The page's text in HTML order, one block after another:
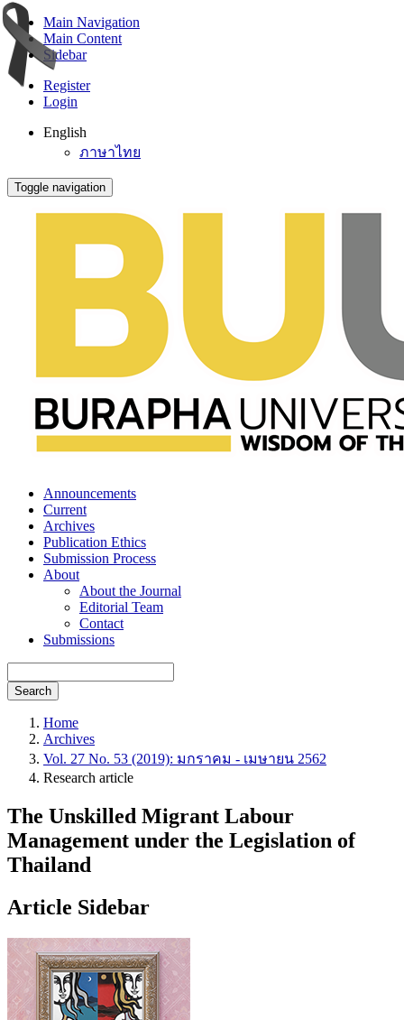
Main Navigation
Main Content
Sidebar
Register
Login
English
ภาษาไทย
Toggle navigation
Announcements
Current
Archives
Publication Ethics
Submission Process
About
About the Journal
Editorial Team
Contact
Submissions
Search
Home
Archives
Vol. 27 No. 53 (2019): มกราคม - เมษายน 2562
Research article
The Unskilled Migrant Labour
Management under the Legislation of
Thailand
Article Sidebar